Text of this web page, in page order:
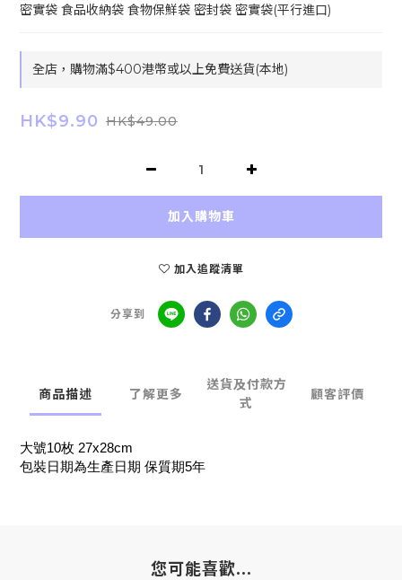
密實袋 食品收納袋 食物保鮮袋 密封袋 密實袋(平行進口)
全店，購物滿$400港幣或以上免費送貨(本地)
HK$9.90 HK$49.00
加入購物車
加入追蹤清單
分享到
商品描述 了解更多
送貨及付款方
式
顧客評價
大號10枚 27x28cm
包裝日期為生產日期 保質期5年
您可能喜歡...